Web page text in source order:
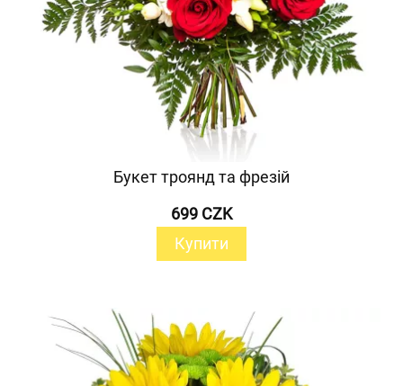
Букет троянд та фрезій
699 CZK
Купити